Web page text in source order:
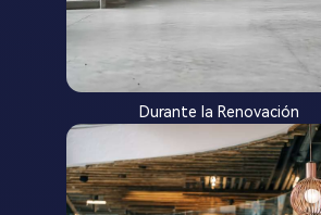
Durante la Renovación